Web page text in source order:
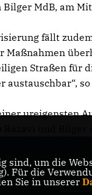
MdB, am
fällt
Straßen für
so
ureigensten
CDU
sind, um die
Für die
Sie in unserer